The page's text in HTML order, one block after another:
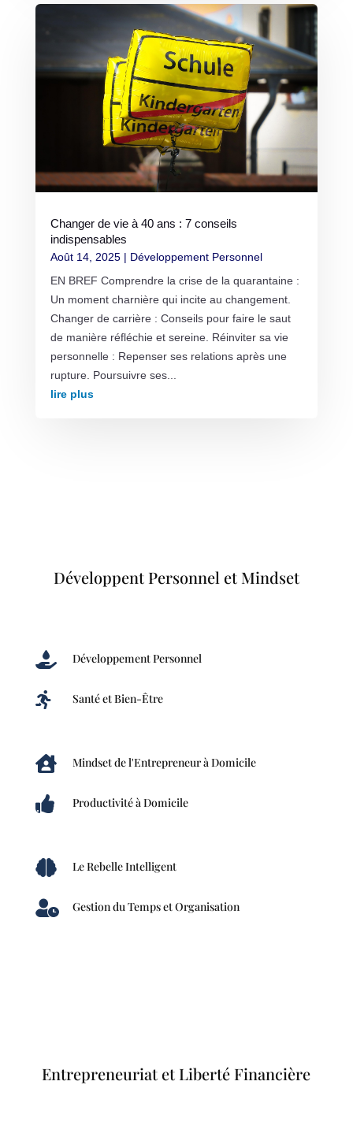
Changer de vie à 40 ans : 7 conseils
indispensables
Août 14, 2025| Développement Personnel
EN BREF Comprendre la crise de la quarantaine :
Un moment charnière qui incite au changement.
Changer de carrière : Conseils pour faire le saut
de manière réfléchie et sereine. Réinviter sa vie
personnelle : Repenser ses relations après une
rupture. Poursuivre ses...
lire plus
Développent Personnel et Mindset
 Développement Personnel
 Santé et Bien-Être
 Mindset de l'Entrepreneur à Domicile
 Productivité à Domicile
 Le Rebelle Intelligent
 Gestion du Temps et Organisation
Entrepreneuriat et Liberté Financière